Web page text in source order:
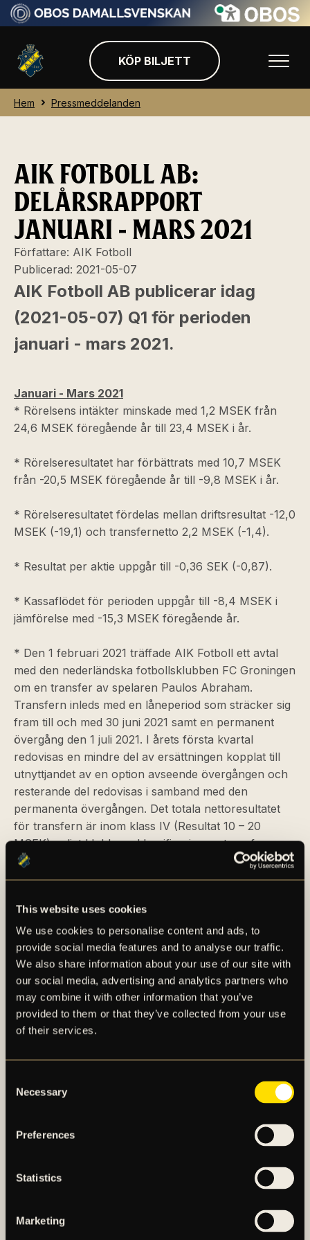
This website uses cookies
We use cookies to personalise content and ads, to
provide social media features and to analyse our traffic.
We also share information about your use of our site with
our social media, advertising and analytics partners who
may combine it with other information that you’ve
provided to them or that they’ve collected from your use
of their services.
Selection
Necessary
Preferences
Statistics
Marketing
KÖP BILJETT
Hem Pressmeddelanden
AIK FOTBOLL AB:
DELÅRSRAPPORT
JANUARI - MARS 2021
Författare: AIK Fotboll
Publicerad: 2021-05-07
AIK Fotboll AB publicerar idag
(2021-05-07) Q1 för perioden
januari - mars 2021.
Januari - Mars 2021
* Rörelsens intäkter minskade med 1,2 MSEK från
24,6 MSEK föregående år till 23,4 MSEK i år.
* Rörelseresultatet har förbättrats med 10,7 MSEK
från -20,5 MSEK föregående år till -9,8 MSEK i år.
* Rörelseresultatet fördelas mellan driftsresultat -12,0
MSEK (-19,1) och transfernetto 2,2 MSEK (-1,4).
* Resultat per aktie uppgår till -0,36 SEK (-0,87).
* Kassaflödet för perioden uppgår till -8,4 MSEK i
jämförelse med -15,3 MSEK föregående år.
* Den 1 februari 2021 träffade AIK Fotboll ett avtal
med den nederländska fotbollsklubben FC Groningen
om en transfer av spelaren Paulos Abraham.
Transfern inleds med en låneperiod som sträcker sig
fram till och med 30 juni 2021 samt en permanent
övergång den 1 juli 2021. I årets första kvartal
redovisas en mindre del av ersättningen kopplat till
utnyttjandet av en option avseende övergången och
resterande del redovisas i samband med den
permanenta övergången. Det totala nettoresultatet
för transfern är inom klass IV (Resultat 10 – 20
MSEK) enligt klubbens klassificering av transfers.
* AIK Fotbolls herrlag slutade på andra plats i sin
därmed utslaget ur cupen.
För fullständig rapport, se bifogad PDF-fil.
AIK – SEDAN 1891
AIK Fotboll AB bedriver AIK Fotbollsförenings
damlag. Herrlaget spelar i Allsvenskan och damlaget
spelar i OBOS Damallsvenskan. AIK Fotboll AB är
noterat på NGM Nordic Growth Market Stockholm.